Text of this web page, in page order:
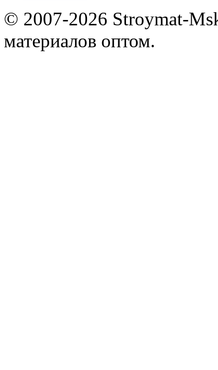
© 2007-2026 Stroymat-
материалов оптом.